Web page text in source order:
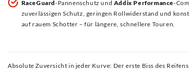
RaceGuard-Pannenschutz und Addix Performance-
zuverlässigen Schutz, geringen Rollwiderstand und
auf rauem Schotter – für längere, schnellere Touren.
Absolute Zuversicht in jeder Kurve: Der erste Biss des